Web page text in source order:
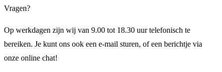
Vragen?
Op werkdagen zijn wij van 9.00 tot 18.30 uur telefonisch te
bereiken. Je kunt ons ook een e-mail sturen, of een berichtje via
onze online chat!